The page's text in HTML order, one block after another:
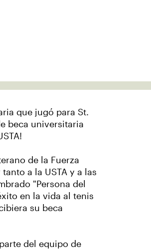
que jugó para St.
beca universitaria
de la Fuerza
a la USTA y a las
"Persona del
en la vida al tenis
su beca
del equipo de